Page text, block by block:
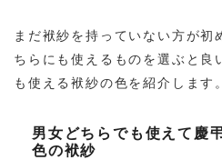
まだ袱紗を持っていない方が初
ちらにも使えるものを選ぶと良
も使える袱紗の色を紹介します。
男女どちらでも使えて慶
色の袱紗